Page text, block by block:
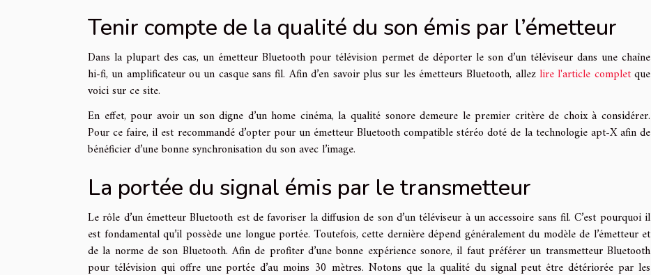
Tenir compte de la qualité du son émis par l’émetteur
Dans la plupart des cas, un émetteur Bluetooth pour télévision permet de déporter le son d’un téléviseur dans une chaîne
hi-fi, un amplificateur ou un casque sans fil. Afin d’en savoir plus sur les émetteurs Bluetooth, allezlire l'article completque
voici sur ce site.
En effet, pour avoir un son digne d’un home cinéma, la qualité sonore demeure le premier critère de choix à considérer.
Pour ce faire, il est recommandé d’opter pour un émetteur Bluetooth compatible stéréo doté de la technologie apt-X afin de
bénéficier d’une bonne synchronisation du son avec l’image.
La portée du signal émis par le transmetteur
Le rôle d’un émetteur Bluetooth est de favoriser la diffusion de son d’un téléviseur à un accessoire sans fil. C’est pourquoi il
est fondamental qu’il possède une longue portée. Toutefois, cette dernière dépend généralement du modèle de l’émetteur et
de la norme de son Bluetooth. Afin de profiter d’une bonne expérience sonore, il faut préférer un transmetteur Bluetooth
pour télévision qui offre une portée d’au moins 30 mètres. Notons que la qualité du signal peut être détériorée par les